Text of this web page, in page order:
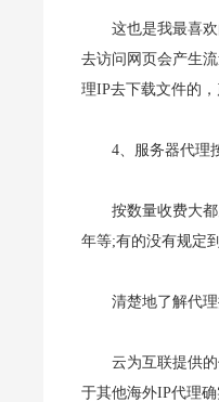
这也是我最喜
去访问网页会产生
理IP去下载文件的
4、服务器代理
按数量收费大
年等;有的没有规定
清楚地了解代
云为互联提供
于其他海外IP代理